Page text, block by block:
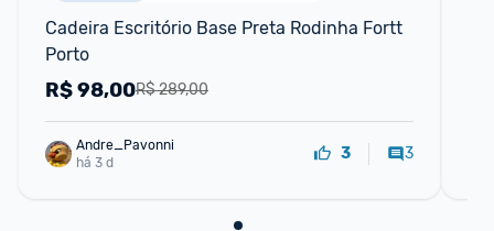
Cadeira Escritório Base Preta Rodinha Fortt
Porto
R$ 289,00
R$98,00
Andre_Pavonni
há 3 d
3 3